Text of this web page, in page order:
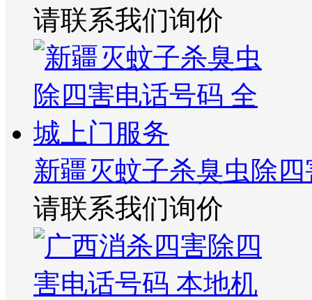
请联系我们询价
新疆灭蚊子杀臭虫除
请联系我们询价